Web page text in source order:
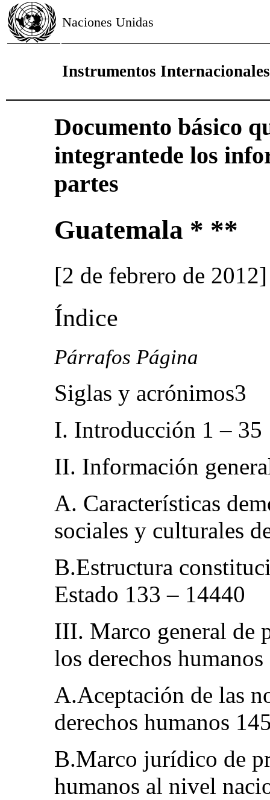
Naciones Unidas
Instrumentos
Documento básico
integrantede los
partes
Guatemala * **
[2 de febrero de 2012]
Índice
Párrafos Página
Siglas y acrónimos3
I. Introducción 1 – 35
II. Información
A. Características
sociales y culturales
B.Estructura
Estado 133 – 14440
III. Marco general de
los derechos
A.Aceptación de las
derechos humanos
B.Marco jurídico de
humanos al nivel